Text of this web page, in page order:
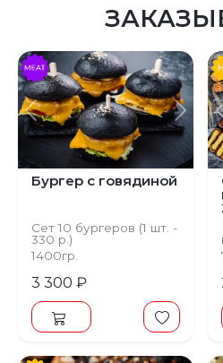
Предыдущий
Бургер с говядиной
Сет 10 бургеров (1 шт. -
330 р.)
1400гр.
3 300 ₽